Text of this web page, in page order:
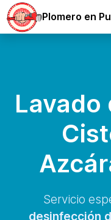
Plomero en
Lavado
Servicio
desinfección